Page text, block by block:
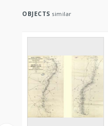
OBJECTS similar